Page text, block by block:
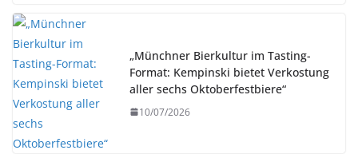
„Münchner Bierkultur im Tasting-
Format: Kempinski bietet Verkostung
aller sechs Oktoberfestbiere“
10/07/2026